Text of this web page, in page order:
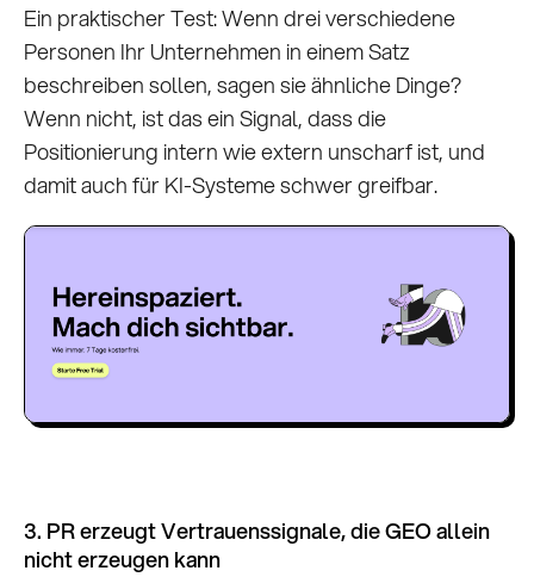
Ein praktischer Test: Wenn drei verschiedene
Personen Ihr Unternehmen in einem Satz
beschreiben sollen, sagen sie ähnliche Dinge?
Wenn nicht, ist das ein Signal, dass die
Positionierung intern wie extern unscharf ist, und
damit auch für KI-Systeme schwer greifbar.
3. PR erzeugt Vertrauenssignale, die GEO allein
nicht erzeugen kann